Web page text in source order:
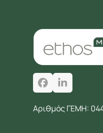
Facebook
LinkedIn
Αριθμός ΓΕΜΗ: